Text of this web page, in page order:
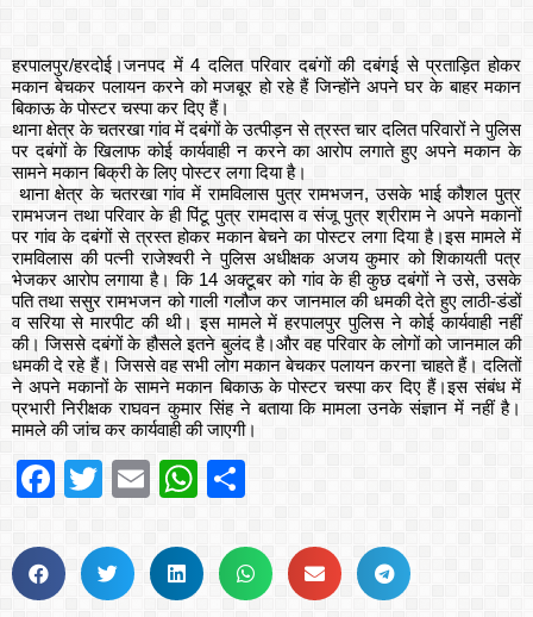
हरपालपुर/हरदोई।जनपद में 4 दलित परिवार दबंगों की दबंगई से प्रताड़ित होकर
मकान बेचकर पलायन करने को मजबूर हो रहे हैं जिन्होंने अपने घर के बाहर मकान
बिकाऊ के पोस्टर चस्पा कर दिए हैं।
थाना क्षेत्र के चतरखा गांव में दबंगों के उत्पीड़न से त्रस्त चार दलित परिवारों ने पुलिस
पर दबंगों के खिलाफ कोई कार्यवाही न करने का आरोप लगाते हुए अपने मकान के
सामने मकान बिक्री के लिए पोस्टर लगा दिया है।
थाना क्षेत्र के चतरखा गांव में रामविलास पुत्र रामभजन, उसके भाई कौशल पुत्र
रामभजन तथा परिवार के ही पिंटू पुत्र रामदास व संजू पुत्र श्रीराम ने अपने मकानों
पर गांव के दबंगों से त्रस्त होकर मकान बेचने का पोस्टर लगा दिया है।इस मामले में
रामविलास की पत्नी राजेश्वरी ने पुलिस अधीक्षक अजय कुमार को शिकायती पत्र
भेजकर आरोप लगाया है। कि 14 अक्टूबर को गांव के ही कुछ दबंगों ने उसे, उसके
पति तथा ससुर रामभजन को गाली गलौज कर जानमाल की धमकी देते हुए लाठी-डंडों
व सरिया से मारपीट की थी। इस मामले में हरपालपुर पुलिस ने कोई कार्यवाही नहीं
की। जिससे दबंगों के हौसले इतने बुलंद है।और वह परिवार के लोगों को जानमाल की
धमकी दे रहे हैं। जिससे वह सभी लोग मकान बेचकर पलायन करना चाहते हैं। दलितों
ने अपने मकानों के सामने मकान बिकाऊ के पोस्टर चस्पा कर दिए हैं।इस संबंध में
प्रभारी निरीक्षक राघवन कुमार सिंह ने बताया कि मामला उनके संज्ञान में नहीं है।
मामले की जांच कर कार्यवाही की जाएगी।
Facebook
Twitter
EmailWhatsApp